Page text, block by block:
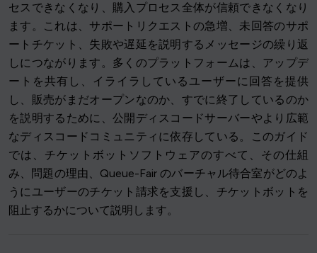
セスできなくなり、購入プロセス全体が信頼できなくなり
ます。これは、サポートリクエストの急増、未回答のサポ
ートチケット、失敗や遅延を説明するメッセージの繰り返
しにつながります。多くのプラットフォームは、アップデ
ートを共有し、イライラしているユーザーに回答を提供
し、販売がまだオープンなのか、すでに終了しているのか
を説明するために、公開ディスコードサーバーやより広範
なディスコードコミュニティに依存している。このガイド
では、チケットボットソフトウェアのすべて、その仕組
み、問題の理由、Queue-Fair のバーチャル待合室がどのよ
うにユーザーのチケット請求を支援し、チケットボットを
阻止するかについて説明します。